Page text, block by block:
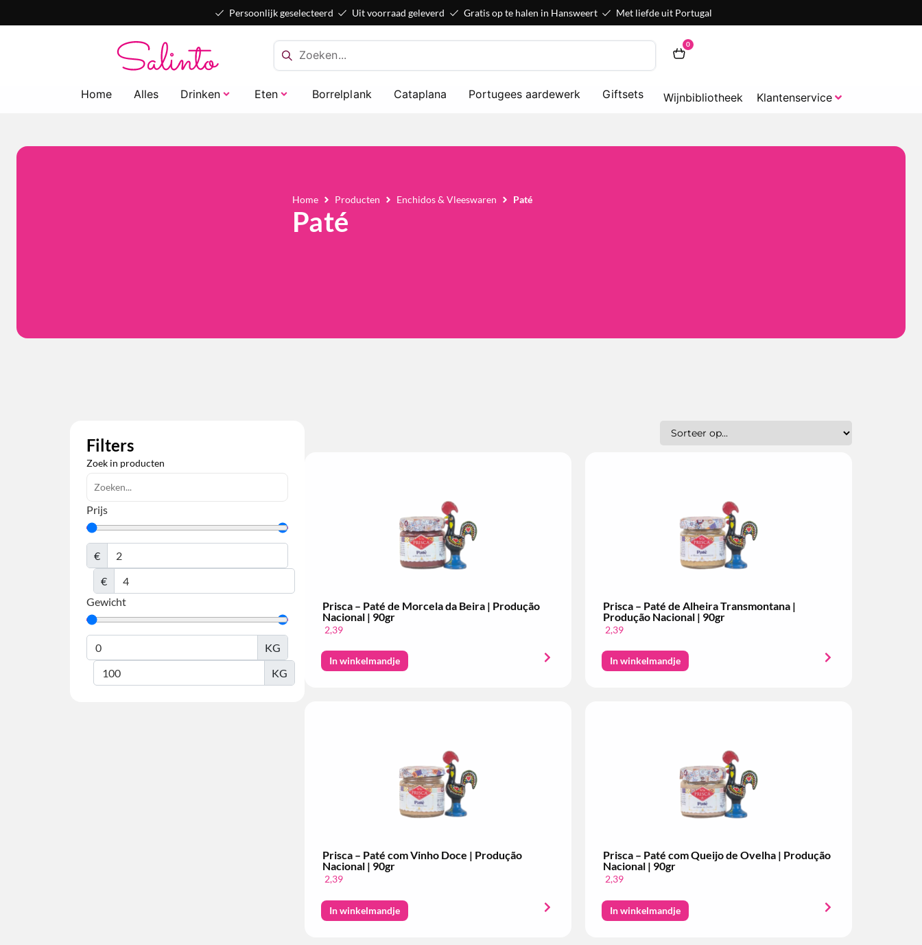
Persoonlijk geselecteerd Uit voorraad geleverd Gratis op te halen in Hansweert Met liefde uit Portugal
0
Home Alles Drinken Eten Borrelplank Cataplana Portugees aardewerk Giftsets Wijnbibliotheek Klantenservice
Home Producten Enchidos & Vleeswaren Paté
Paté
Filters
Zoek in producten
Prijs
€
€
Gewicht
KG
KG
Prisca – Paté de Morcela da Beira | Produção
Nacional | 90gr
2,39
In winkelmandje
Prisca – Paté de Alheira Transmontana |
Produção Nacional | 90gr
2,39
In winkelmandje
Prisca – Paté com Vinho Doce | Produção
Nacional | 90gr
2,39
In winkelmandje
Prisca – Paté com Queijo de Ovelha | Produção
Nacional | 90gr
2,39
In winkelmandje